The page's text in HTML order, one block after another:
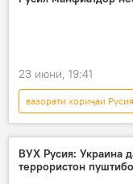
23 июни, 19:41
вазорати хориҷаи Русия
Украина
Ғарб
ВУХ Русия: Украина
террористон